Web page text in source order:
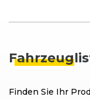
Fahrzeug
Finden Sie Ihr